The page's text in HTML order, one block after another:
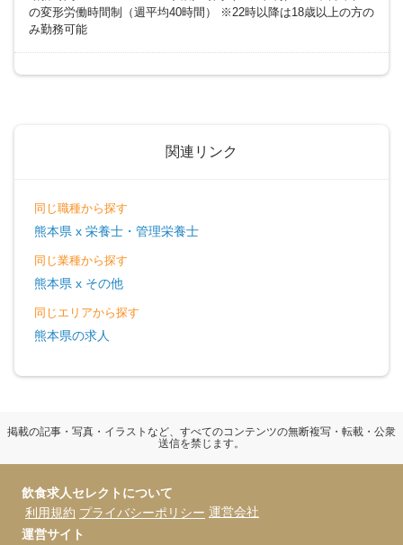
の変形労働時間制（週平均40時間） ※22時以降は18歳以上の方の
み勤務可能
関連リンク
同じ職種から探す
熊本県 x 栄養士・管理栄養士
同じ業種から探す
熊本県 x その他
同じエリアから探す
熊本県の求人
掲載の記事・写真・イラストなど、すべてのコンテンツの無断複写・転載・公衆
送信を禁じます。
飲食求人セレクトについて
利用規約 プライバシーポリシー 運営会社
運営サイト